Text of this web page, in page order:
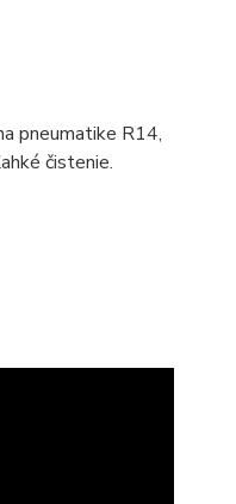
pneumatike R14,
čistenie.